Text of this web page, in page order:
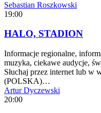
Sebastian Roszkowski
19:00
HALO, STADION
Informacje regionalne,
muzyka, ciekawe audycje,
Słuchaj przez internet lub w
(POLSKA)…
Artur Dyczewski
20:00